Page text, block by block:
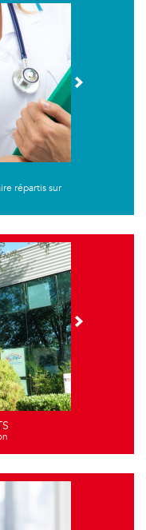
répartis sur